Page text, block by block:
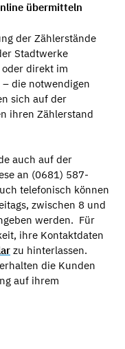
übermitteln
der Zählerstände
Stadtwerke
oder direkt im
– die notwendigen
sich auf der
ihren Zählerstand
auch auf der
an (0681) 587-
telefonisch können
zwischen 8 und
werden. Für
ihre Kontaktdaten
zu hinterlassen.
die Kunden
auf ihrem